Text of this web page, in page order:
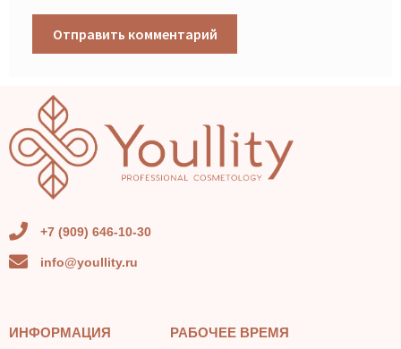
+7 (909) 646-10-30
info@youllity.ru
ИНФОРМАЦИЯ РАБОЧЕЕ ВРЕМЯ